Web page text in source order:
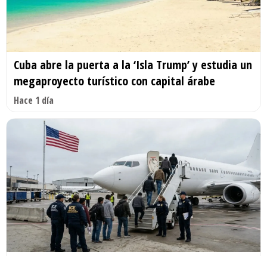
Cuba abre la puerta a la ‘Isla Trump’ y estudia un
megaproyecto turístico con capital árabe
Hace 1 día